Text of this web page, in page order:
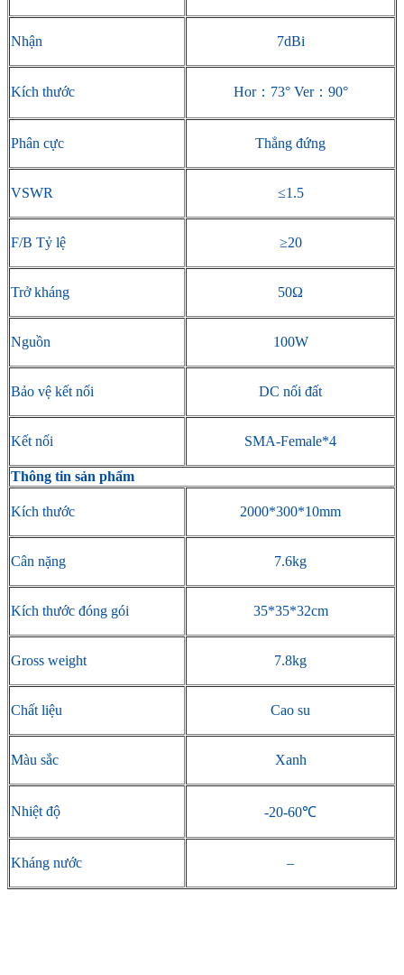
Nhận 7dBi
Kích thước Hor：73° Ver：90°
Phân cực Thẳng đứng
VSWR ≤1.5
F/B Tỷ lệ ≥20
Trở kháng 50Ω
Nguồn 100W
Bảo vệ kết nối DC nối đất
Kết nối SMA-Female*4
Thông tin sản phẩm
Kích thước 2000*300*10mm
Cân nặng 7.6kg
Kích thước đóng gói 35*35*32cm
Gross weight 7.8kg
Chất liệu Cao su
Màu sắc Xanh
Nhiệt độ -20-60℃
Kháng nước –